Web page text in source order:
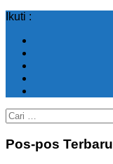
Ikuti :
Cari
untuk:
Pos-pos Terbaru